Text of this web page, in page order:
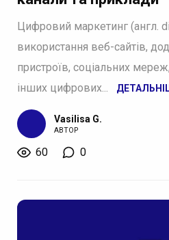
Цифровий маркетинг (англ.
використання веб-сайтів,
пристроїв, соціальних
інших цифрових...
Vasilisa G.
АВТОР
60 0